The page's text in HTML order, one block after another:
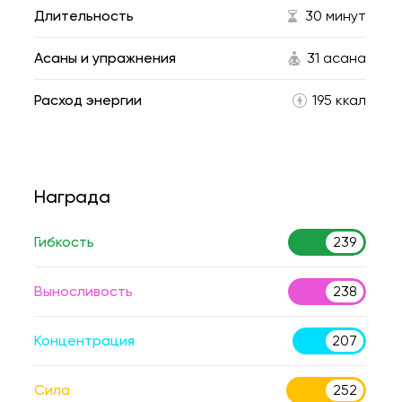
Длительность 30 минут
Асаны и упражнения 31 асана
Расход энергии 195 ккал
Награда
Гибкость 239
Выносливость 238
Концентрация 207
Сила 252